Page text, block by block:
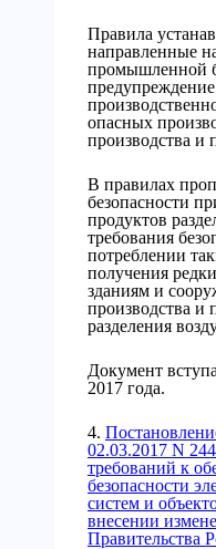
Правила
направленные
промышленной
опасных
производства и
В правилах
безопасности
продуктов
требования
потреблении
получения
зданиям и
производства и
разделения
Документ
2017 года.
4.
02.03.2017 N
требований к
безопасности
систем и
внесении
Правительства